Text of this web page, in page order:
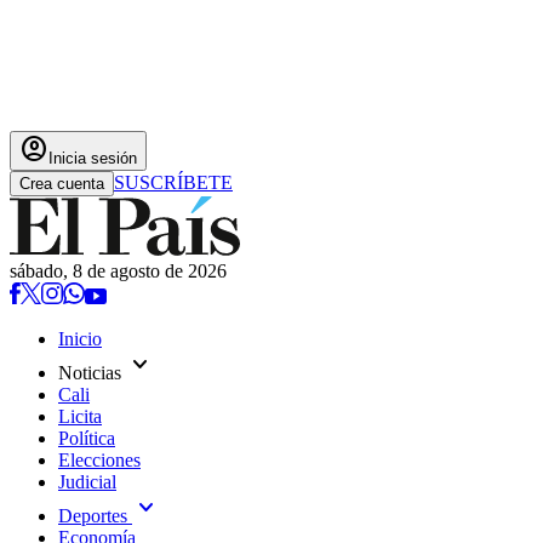
account_circle Inicia sesión
Crea cuenta SUSCRÍBETE
sábado, 8 de agosto de 2026
Inicio
Noticias expand_more
Cali
Licita
Política
Elecciones
Judicial
Deportes expand_more
Economía